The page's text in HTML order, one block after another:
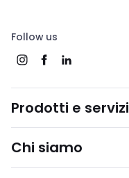
Follow us
Prodotti e servizi
Chi siamo